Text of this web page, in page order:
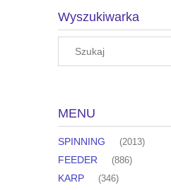
Wyszukiwarka
MENU
SPINNING (2013)
FEEDER (886)
KARP (346)